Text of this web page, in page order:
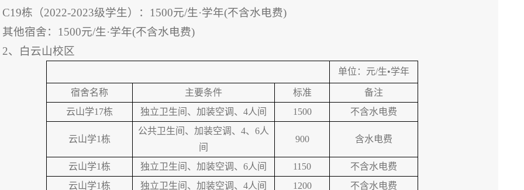
C19栋（2022-2023级学生）：1500元/生·学年(不含水电费)
其他宿舍：1500元/生·学年(不含水电费)
2、白云山校区
单位：元/生•学年
宿舍名称 主要条件 标准
备注
云山学17栋
独立卫生间、加装空调、4人间 1500 不含水电费
云山学1栋
公共卫生间、加装空调、4、6人
间
900 含水电费
云山学1栋 独立卫生间、加装空调、6人间 1150
不含水电费
云山学1栋
独立卫生间、加装空调、4人间 1200 不含水电费